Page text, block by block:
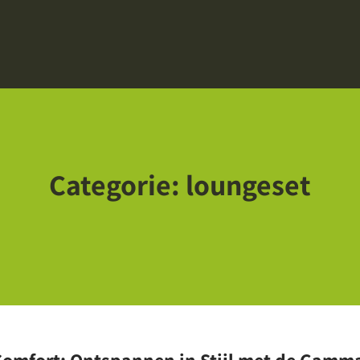
Categorie: loungeset